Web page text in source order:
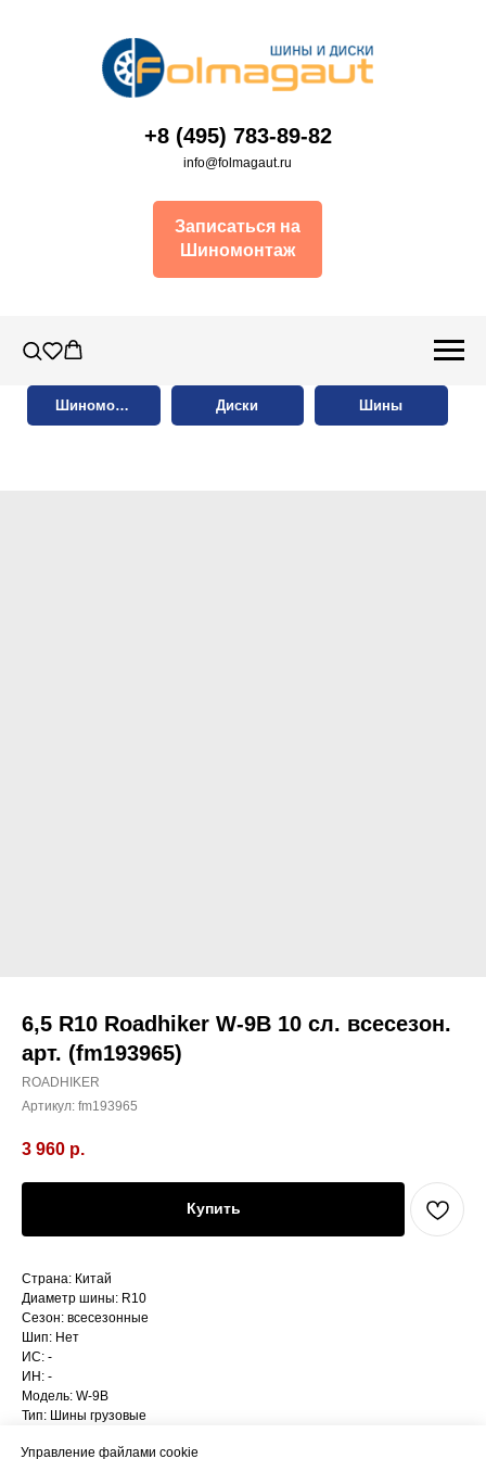
+8 (495) 783-89-82
info@folmagaut.ru
Записаться на
Шиномонтаж
Шиномонтаж Диски Шины
6,5 R10 Roadhiker W-9B 10 сл. всесезон.
арт. (fm193965)
ROADHIKER
Артикул: fm193965
3 960 р.
Купить
Страна: Китай
Диаметр шины: R10
Сезон: всесезонные
Шип: Нет
ИС: -
ИН: -
Модель: W-9B
Тип: Шины грузовые
Типоразмер шин: 6,5 R10
Управление файлами cookie